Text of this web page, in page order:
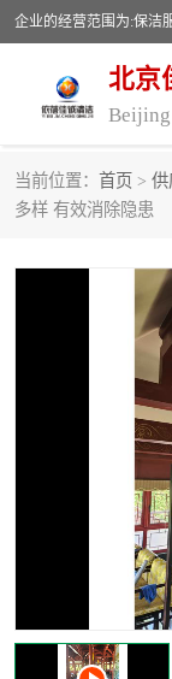
北京
Beijing
当前位置： 首页 > 供
多样 有效消除隐患
外墙清洗
开荒保洁